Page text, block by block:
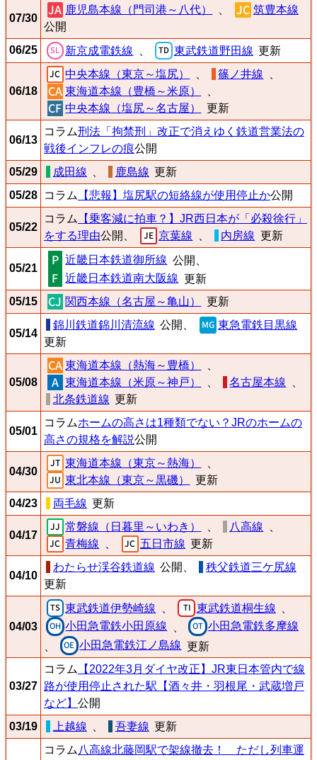
07/30
鹿児島本線（門司港～八代）
筑豊本線
公開
06/25
新京成電鉄線 東武鉄道野田線 更新
06/18
中央本線（東京～塩尻） 篠ノ井線
東海道本線（豊橋～米原）
中央本線（塩尻～名古屋）
更新
06/13
コラム刑法「拘禁刑」改正で消えゆく鉄道営業法の
戦後インフレの痕公開
05/29
成田線 鹿島線 更新
05/28
コラム 【悲報】塩尻駅の短絡線が使用停止か公開
05/22
コラム
【乗客減に拍車？】JR西日本が「必殺徐行」
をする理由公開、 京葉線 内房線 更新
05/21
近畿日本鉄道御所線 公開、
近畿日本鉄道南大阪線 更新
05/15
関西本線（名古屋～亀山） 更新
05/14
錦川鉄道錦川清流線 公開、
東急電鉄目黒線
更新
05/08
東海道本線（熱海～豊橋）
東海道本線（米原～神戸）
名古屋本線
北条鉄道線 更新
05/01
コラムホームの高さは1種類でない？JRのホームの
高さの規格を解説公開
04/30
東海道本線（東京～熱海）
東北本線（東京～黒磯）
更新
04/23
両毛線 更新
04/17
常磐線（日暮里～いわき） 八高線
青梅線
五日市線 更新
04/10
わたらせ渓谷鉄道線 公開、
秩父鉄道三ケ尻線
更新
04/03
東武鉄道伊勢崎線 東武鉄道桐生線
小田急電鉄小田原線
小田急電鉄多摩線
小田急電鉄江ノ島線 更新
03/27
コラム
【2022年3月ダイヤ改正】JR東日本管内で線
路が使用停止された駅【酒々井・羽根尾・武蔵増戸
など】 公開
03/19
上越線 吾妻線 更新
コラム 八高線北藤岡駅で架線撤去！ ただし列車運